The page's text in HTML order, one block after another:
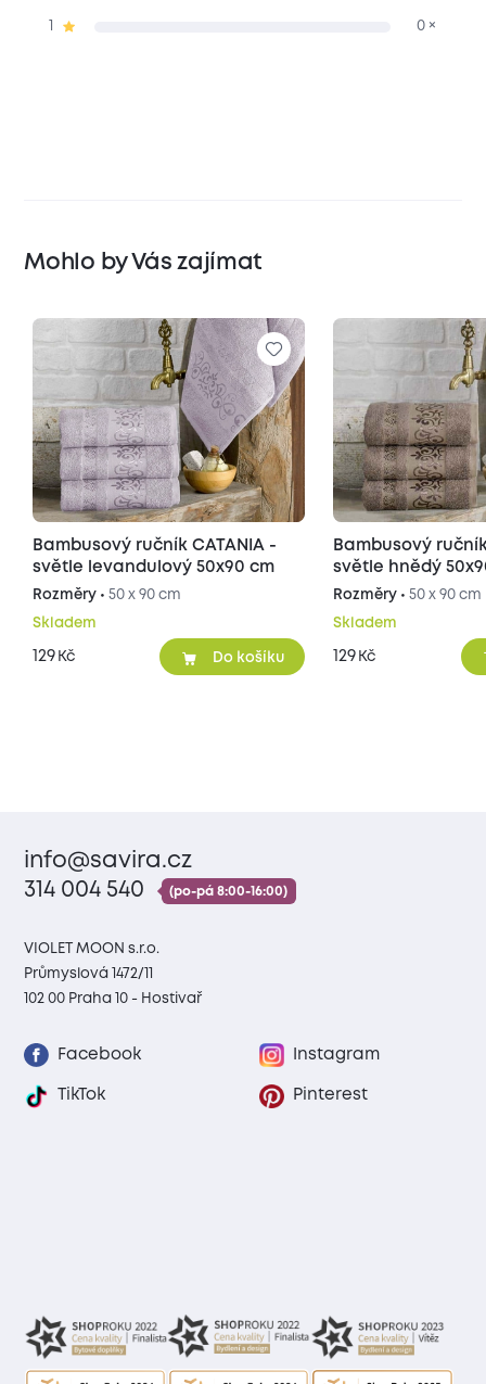
0 ×
Mohlo by Vás zajímat
Bambusový ručník CATANIA -
světle levandulový 50x90 cm
Rozměry • 50 x 90 cm
Skladem
129 Kč Do košíku
Bambusový
světle hnědý
Rozměry •50 x 90 cm
Skladem
129 Kč
info@savira.cz
314 004 540
(po-pá 8:00-16:00)
VIOLET MOON s.r.o.
Průmyslová 1472/11
102 00 Praha 10 - Hostivař
Facebook Instagram
TikTok Pinterest